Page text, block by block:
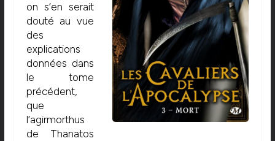
on s’en serait
douté au vue
des
explications
données dans
le tome
précédent,
que
l’agirmorthus
de Thanatos